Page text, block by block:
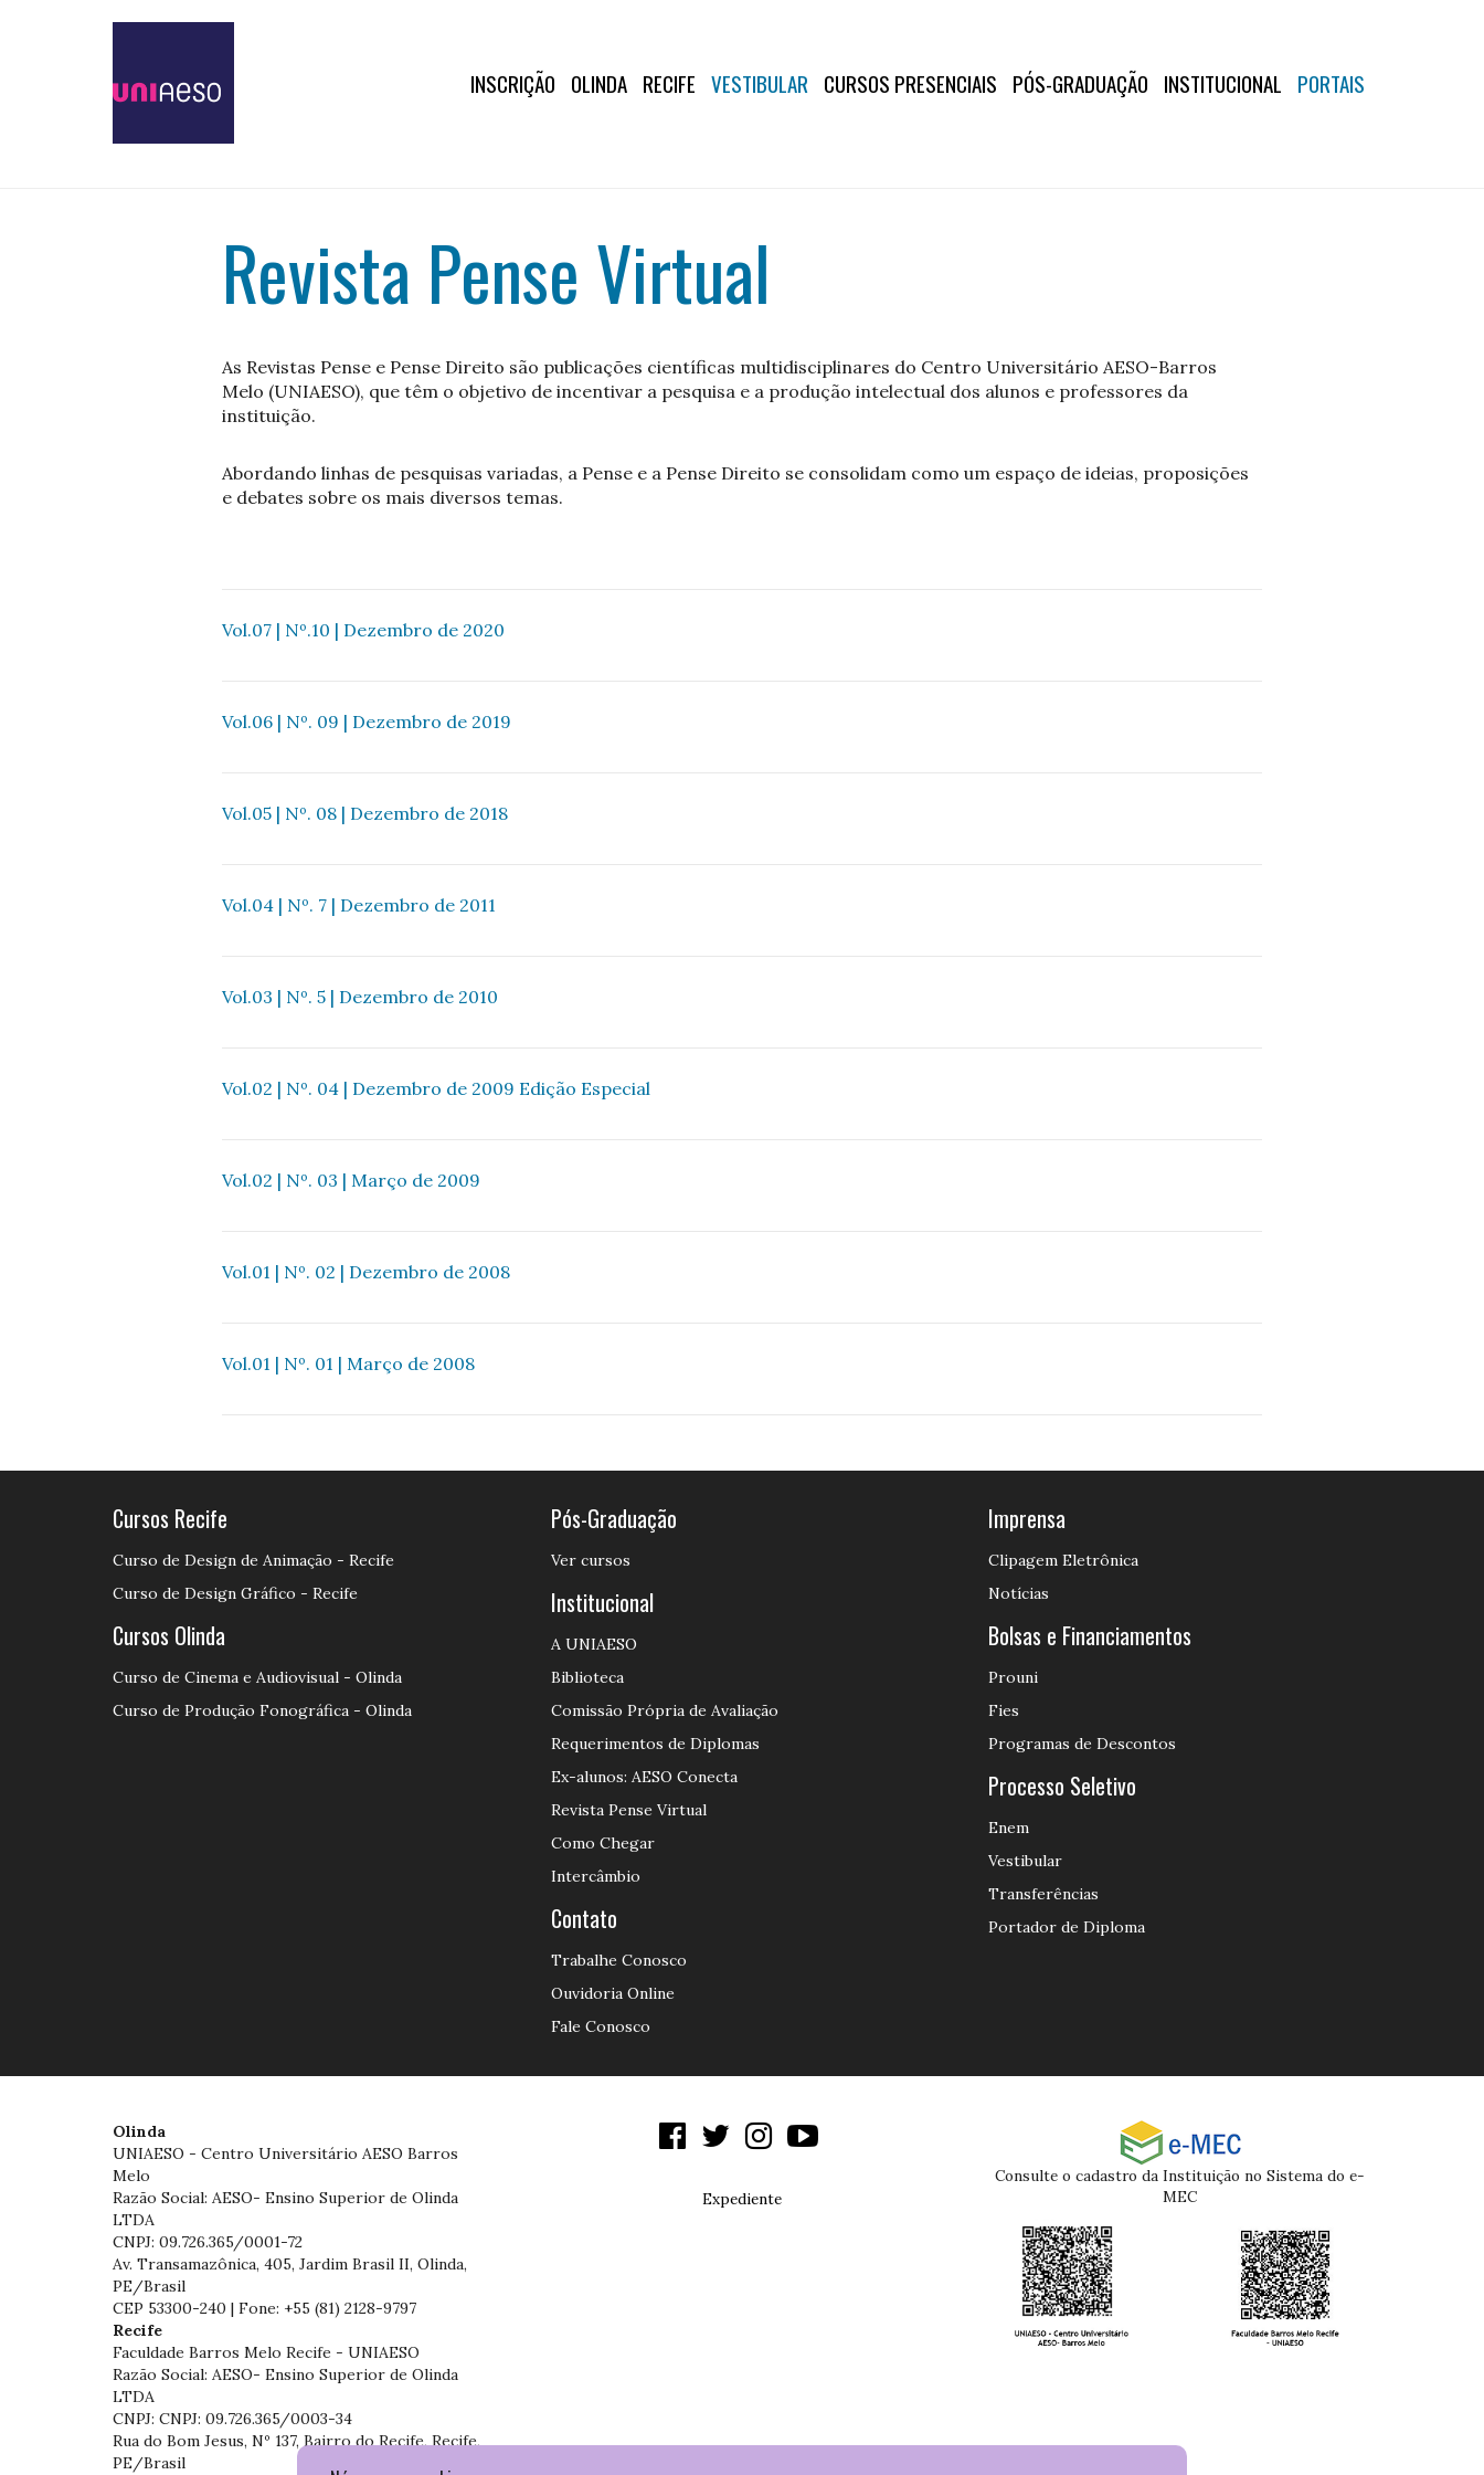
INSCRIÇÃO OLINDA RECIFE VESTIBULAR CURSOS PRESENCIAIS PÓS-GRADUAÇÃO INSTITUCIONAL PORTAIS
Revista Pense Virtual
As Revistas Pense e Pense Direito são publicações científicas multidisciplinares do Centro Universitário AESO-Barros
Melo (UNIAESO), que têm o objetivo de incentivar a pesquisa e a produção intelectual dos alunos e professores da
instituição.
Abordando linhas de pesquisas variadas, a Pense e a Pense Direito se consolidam como um espaço de ideias, proposições
e debates sobre os mais diversos temas.
Vol.07 | Nº.10 | Dezembro de 2020
Vol.06 | Nº. 09 | Dezembro de 2019
Vol.05 | Nº. 08 | Dezembro de 2018
Vol.04 | Nº. 7 | Dezembro de 2011
Vol.03 | Nº. 5 | Dezembro de 2010
Vol.02 | Nº. 04 | Dezembro de 2009 Edição Especial
Vol.02 | Nº. 03 | Março de 2009
Vol.01 | Nº. 02 | Dezembro de 2008
Vol.01 | Nº. 01 | Março de 2008
Cursos Recife
Curso de Design de Animação - Recife
Curso de Design Gráfico - Recife
Cursos Olinda
Curso de Cinema e Audiovisual - Olinda
Curso de Produção Fonográfica - Olinda
Pós-Graduação
Ver cursos
Institucional
A UNIAESO
Biblioteca
Comissão Própria de Avaliação
Requerimentos de Diplomas
Ex-alunos: AESO Conecta
Revista Pense Virtual
Como Chegar
Intercâmbio
Contato
Trabalhe Conosco
Ouvidoria Online
Fale Conosco
Imprensa
Clipagem Eletrônica
Notícias
Bolsas e Financiamentos
Prouni
Fies
Programas de Descontos
Processo Seletivo
Enem
Vestibular
Transferências
Portador de Diploma
Olinda
UNIAESO - Centro Universitário AESO Barros
Melo
Razão Social: AESO- Ensino Superior de Olinda
LTDA
CNPJ: 09.726.365/0001-72
Av. Transamazônica, 405, Jardim Brasil II, Olinda,
PE/Brasil
CEP 53300-240 | Fone: +55 (81) 2128-9797
Recife
Faculdade Barros Melo Recife - UNIAESO
Razão Social: AESO- Ensino Superior de Olinda
LTDA
CNPJ: CNPJ: 09.726.365/0003-34
Rua do Bom Jesus, Nº 137, Bairro do Recife, Recife,
PE/Brasil
Expediente
Consulte o cadastro da Instituição no Sistema do e-
MEC